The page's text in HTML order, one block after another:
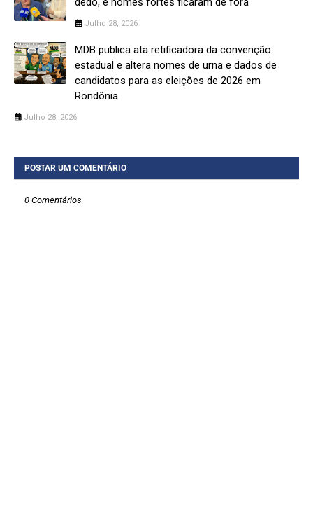
Julho 28, 2026
MDB publica ata retificadora da convenção
estadual e altera nomes de urna e dados de
candidatos para as eleições de 2026 em
Rondônia
Julho 28, 2026
POSTAR UM COMENTÁRIO
0 Comentários